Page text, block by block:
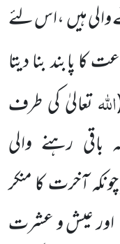
ہیں ،اس لئے
کا پابند بنا دیتا
اللہتعالیٰ کی طرف
رہنے والی
آخرت کا منکر
اور عیش و عشرت